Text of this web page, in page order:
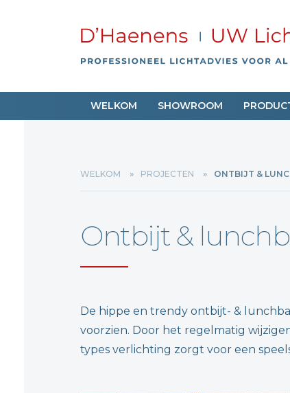
WELKOM SHOWROOM
WELKOM PROJECTEN ONTBIJT &
Ontbijt &
De hippe en trendy ontbijt- &
voorzien. Door het regelmatig
types verlichting zorgt voor een